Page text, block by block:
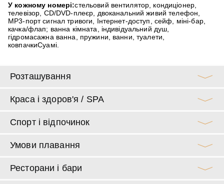
У кожному номері:стельовий вентилятор, кондиціонер,
телевізор, CD/DVD-плеєр, двоканальний живий телефон,
MP3-порт сигнал тривоги, Інтернет-доступ, сейф, міні-бар,
качка/флап; ванна кімната, індивідуальний душ,
гідромасажна ванна, пружини, ванни, туалети,
ковпачкиСуамі.
Розташування
Краса і здоров'я / SPA
Спорт і відпочинок
Умови плавання
Ресторани і бари